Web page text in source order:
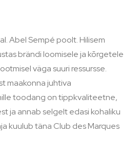
Abel Sempé poolt. Hilisem
brändi loomisele ja kõrgetele
väga suuri ressursse.
maakonna juhtiva
toodang on tippkvaliteetne,
ja annab selgelt edasi kohaliku
kuulub täna Club des Marques